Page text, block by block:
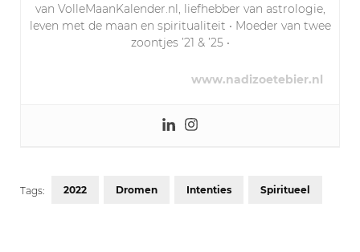
van VolleMaanKalender.nl, liefhebber van astrologie,
leven met de maan en spiritualiteit • Moeder van twee
zoontjes ’21 & ’25 •
www.nadizoetebier.nl
Tags: 2022 Dromen Intenties Spiritueel